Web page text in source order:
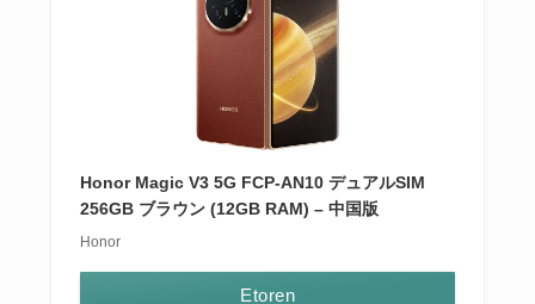
Honor Magic V3 5G FCP-AN10 デュアルSIM
256GB ブラウン (12GB RAM) – 中国版
Honor
Etoren